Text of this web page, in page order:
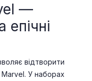
—
епічні
відтворити
Marvel. У наборах